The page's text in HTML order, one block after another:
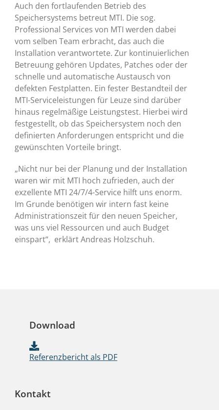
Auch den fortlaufenden Betrieb des
Speichersystems betreut MTI. Die sog.
Professional Services von MTI werden dabei
vom selben Team erbracht, das auch die
Installation verantwortete. Zur kontinuierlichen
Betreuung gehören Updates, Patches oder der
schnelle und automatische Austausch von
defekten Festplatten. Ein fester Bestandteil der
MTI-Serviceleistungen für Leuze sind darüber
hinaus regelmäßige Leistungstest. Hierbei wird
festgestellt, ob das Speichersystem noch den
definierten Anforderungen entspricht und die
gewünschten Vorteile bringt.
„Nicht nur bei der Planung und der Installation
waren wir mit MTI hoch zufrieden, auch der
exzellente MTI 24/7/4-Service hilft uns enorm.
Im Grunde benötigen wir intern fast keine
Administrationszeit für den neuen Speicher,
was uns viel Ressourcen und auch Budget
einspart“, erklärt Andreas Holzschuh.
Download
Referenzbericht als PDF
Kontakt